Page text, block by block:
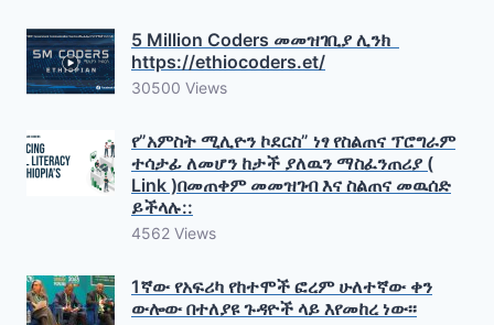
5 Million Coders መመዝገቢያ ሊንክ
https://ethiocoders.et/
30500 Views
የ”አምስት ሚሊዮን ኮደርስ” ነፃ የስልጠና ፕሮግራም
ተሳታፊ ለመሆን ከታች ያለዉን ማስፈንጠሪያ (
Link )በመጠቀም መመዝገብ እና ስልጠና መዉሰድ
ይችላሉ::
4562 Views
1ኛው የአፍሪካ የከተሞች ፎረም ሁለተኛው ቀን
ውሎው በተለያዩ ጉዳዮች ላይ እየመከረ ነው፡፡